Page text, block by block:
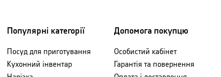
Популярні категорії
Посуд для приготування
Кухонний інвентар
Допомога покупцю
Особистий кабінет
Гарантія та повернення